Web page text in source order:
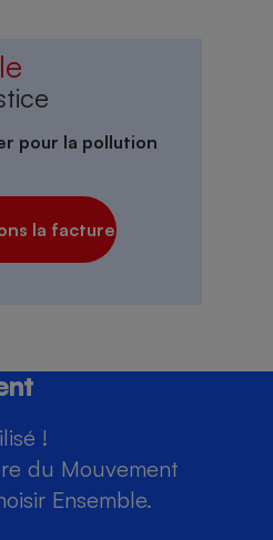
pour la pollution
la facture
!
du Mouvement
Ensemble.